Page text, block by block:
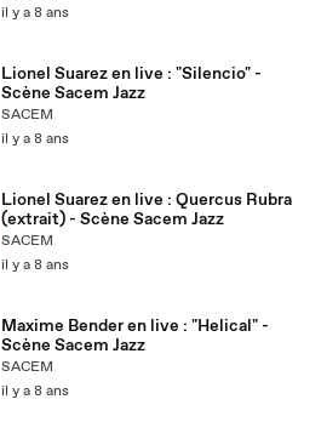
il y a 8 ans
Lionel Suarez en live : "Silencio" -
Scène Sacem Jazz
SACEM
il y a 8 ans
Lionel Suarez en live : Quercus Rubra
(extrait) - Scène Sacem Jazz
SACEM
il y a 8 ans
Maxime Bender en live : "Helical" -
Scène Sacem Jazz
SACEM
il y a 8 ans